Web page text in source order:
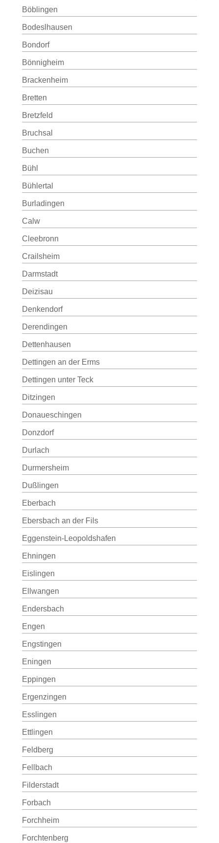
Böblingen
Bodeslhausen
Bondorf
Bönnigheim
Brackenheim
Bretten
Bretzfeld
Bruchsal
Buchen
Bühl
Bühlertal
Burladingen
Calw
Cleebronn
Crailsheim
Darmstadt
Deizisau
Denkendorf
Derendingen
Dettenhausen
Dettingen an der Erms
Dettingen unter Teck
Ditzingen
Donaueschingen
Donzdorf
Durlach
Durmersheim
Dußlingen
Eberbach
Ebersbach an der Fils
Eggenstein-Leopoldshafen
Ehningen
Eislingen
Ellwangen
Endersbach
Engen
Engstingen
Eningen
Eppingen
Ergenzingen
Esslingen
Ettlingen
Feldberg
Fellbach
Filderstadt
Forbach
Forchheim
Forchtenberg